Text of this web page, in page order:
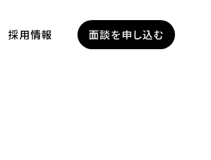
採用情報 面談を申し込む